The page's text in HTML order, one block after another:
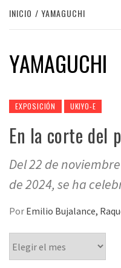
INICIO YAMAGUCHI
YAMAGUCHI
EXPOSICIÓN UKIYO-E
En la corte del
Del 22 de
de 2024, se ha
Por Emilio Bujalance,